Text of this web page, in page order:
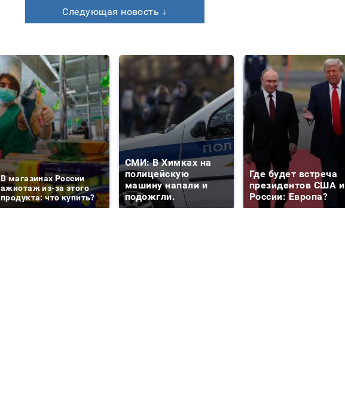
Следующая новость ↓
В магазинах России
ажиотаж из-за этого
продукта: что купить?
СМИ: В Химках на
полицейскую
машину напали и
подожгли.
Где будет встреча
президентов США и
России: Европа?